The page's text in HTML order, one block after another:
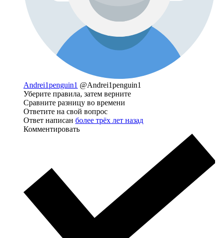
Andrei1penguin1 @Andrei1penguin1
Уберите правила, затем верните
Сравните разницу во времени
Ответите на свой вопрос
Ответ написан более трёх лет назад
Комментировать